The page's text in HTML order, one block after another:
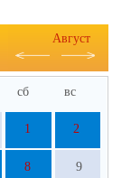
Август
сб вс
1 2
8 9